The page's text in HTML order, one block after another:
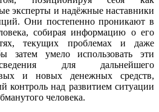
эксперты и надёжные наставники
Они постепенно проникают в
собирая информацию о его
текущих проблемах и даже
затем умело использовать эти
для дальнейшего
и новых денежных средств,
контроль над развитием ситуации
человека.